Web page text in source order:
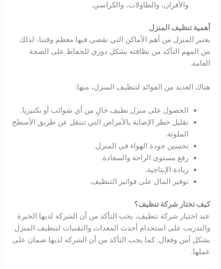
والأفران، والطاولات، والكراسي.
أهمية تنظيف المنزل
يعتبر المنزل من أهم الأماكن التي نقضي فيها معظم وقتنا، لذلك
من المهم التأكد من نظافته بشكل دوري للحفاظ على الصحة
العامة.
هناك العديد من الفوائد لتنظيف المنزل، منها:
الحصول على منزل نظيف خالٍ من أي شوائب أو بكتيريا.
تقليل خطر الإصابة بالأمراض التي تنتقل عن طريق الأسطح
الملوثة.
تحسين جودة الهواء في المنزل.
رفع مستوى الراحة والسعادة.
زيادة الإنتاجية.
توفير المال على فواتير التنظيف.
كيف تختار شركة تنظيف؟
عند اختيار شركة تنظيف، يجب التأكد من أن الشركة لديها الخبرة
والتدريب على استخدام أحدث المعدات والتقنيات لتنظيف المنزل
بشكل آمن وفعال. كما يجب التأكد من أن الشركة لديها ضمان على
عملها.